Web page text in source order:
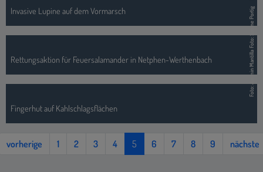
Invasive Lupine auf dem Vormarsch Foto: Sabine Portig
Rettungsaktion für Feuersalamander in Netphen-Werthenbach Foto: Jasmin Mantilla
Fingerhut auf Kahlschlagsflächen
vorherige 1 2 3 4 5 6 7 8 9 nächste